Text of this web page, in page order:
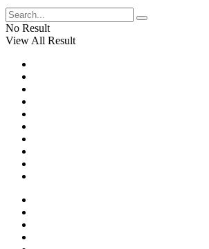
No Result
View All Result